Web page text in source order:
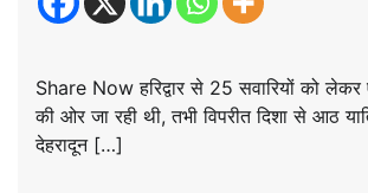
Share Now हरिद्वार से 25 सवारियों को
की ओर जा रही थी, तभी विपरीत दिशा से आठ
देहरादून […]